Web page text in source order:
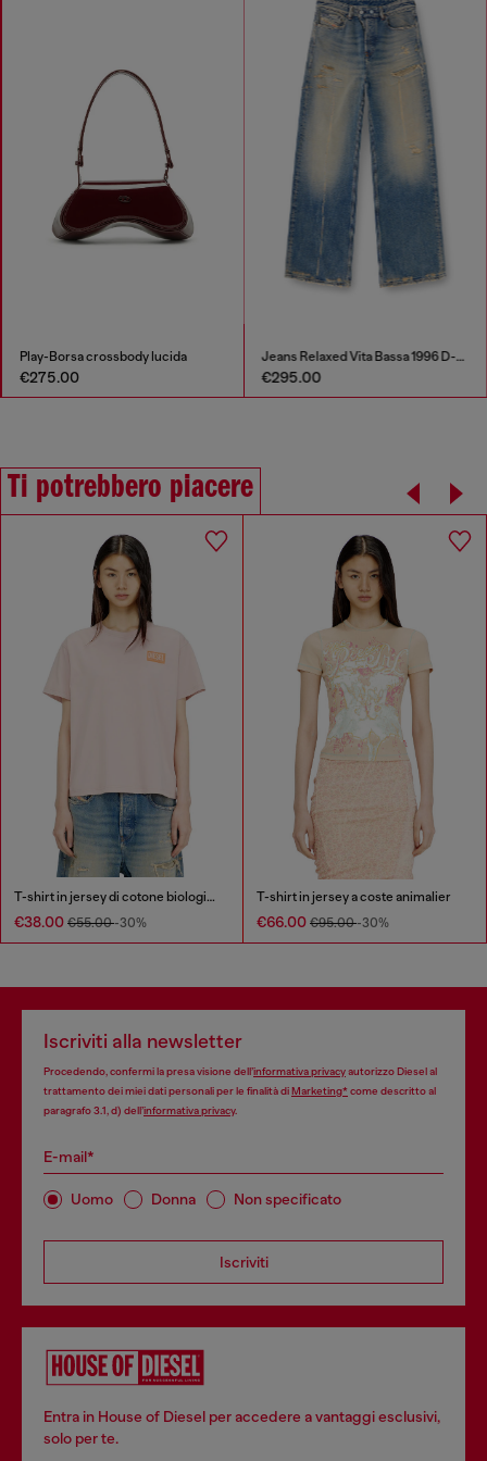
Play-Borsa crossbody lucida
€275.00
Jeans Relaxed Vita Bassa 1996 D-Sire
€295.00
Ti potrebbero piacere
T-shirt in jersey di cotone biologico con girocollo e stampa con logo
€38.00 €55.00-30%
T-shirt in jersey a coste animalier
€66.00 €95.00-30%
Iscriviti alla newsletter
Procedendo, confermi la presa visione dell’informativa privacyautorizzo Diesel al
trattamento dei miei dati personali per le finalità diMarketing*come descritto al
paragrafo 3.1, d) dell’informativa privacy.
E-mail*
Uomo Donna Non specificato
Iscriviti
Entra in House of Diesel per accedere a vantaggi esclusivi,
solo per te.